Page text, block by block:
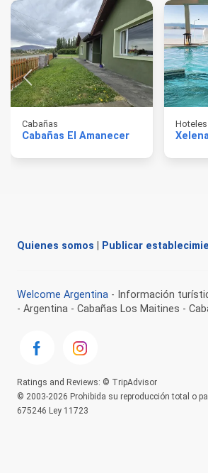
Cabañas
Cabañas El Amanecer
Quienes somos Publicar
Welcome Argentina - Información
- Argentina - Cabañas Los Maitines -
Ratings and Reviews: © TripAdvisor
© 2003-2026 Prohibida su reproducción total o
675246 Ley 11723